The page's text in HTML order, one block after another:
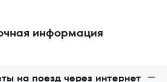
информация
на поезд через интернет